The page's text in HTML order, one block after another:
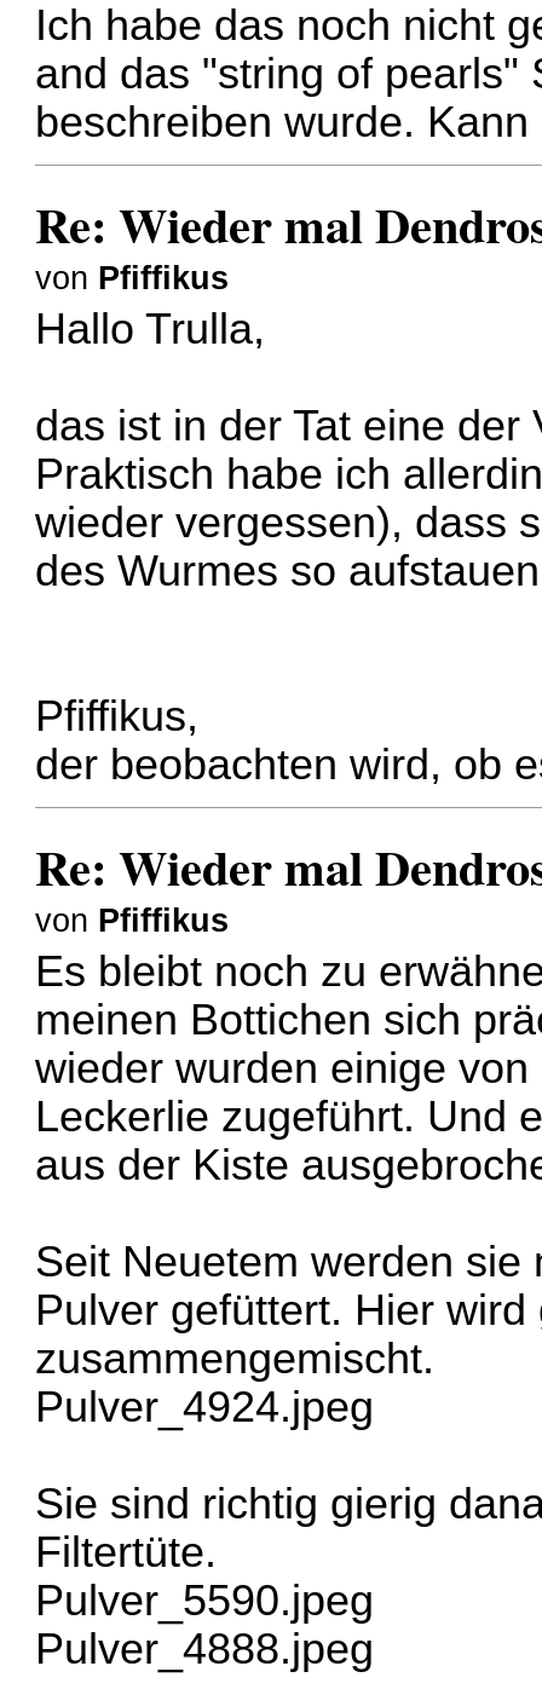
Ich habe das noch nicht
and das "string of pearls"
beschreiben wurde.
Re: Wieder mal
von Pfiffikus
Hallo Trulla,
das ist in der Tat eine
Praktisch habe ich
wieder vergessen), dass
des Wurmes so
Pfiffikus,
der beobachten wird, ob
Re: Wieder mal
von Pfiffikus
Es bleibt noch zu
meinen Bottichen sich
wieder wurden einige
Leckerlie zugeführt. Und
aus der Kiste
Seit Neuetem werden
Pulver gefüttert. Hier
zusammengemischt.
Pulver_4924.jpeg
Sie sind richtig gierig
Filtertüte.
Pulver_5590.jpeg
Pulver_4888.jpeg